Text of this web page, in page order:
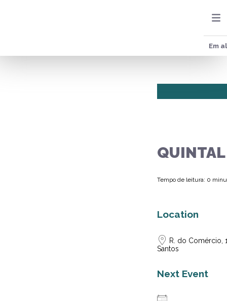
Em
Tempo de leitura: 0
Location
R. do Comércio,
Santos
Next Event